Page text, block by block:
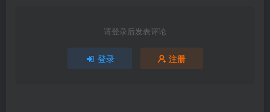
请登录后发表评论
登录 注册